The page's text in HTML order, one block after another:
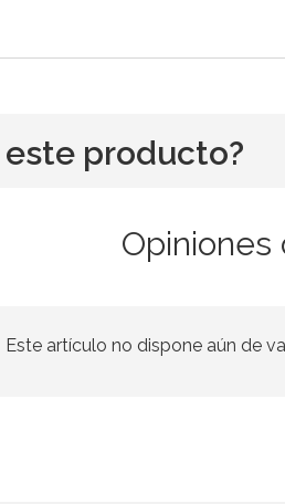
producto?
Este artículo no dispone aún de